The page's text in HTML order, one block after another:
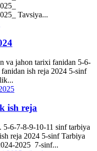
Tavsiya...
va jahon tarixi fanidan 5-6-
ish reja 2024 5-sinf
ish reja
6-7-8-9-10-11 sinf tarbiya
reja 2024 5-sinf Tarbiya
2025 7-sinf...